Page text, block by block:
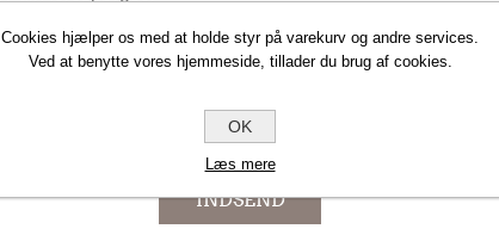
INDSEND
Cookies hjælper os med at holde styr på varekurv og andre services.
Ved at benytte vores hjemmeside, tillader du brug af cookies.
OK
Læs mere